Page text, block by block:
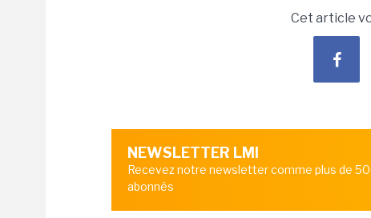
Cet article
NEWSLETTER LMI
Recevez notre newsletter comme plus de
abonnés